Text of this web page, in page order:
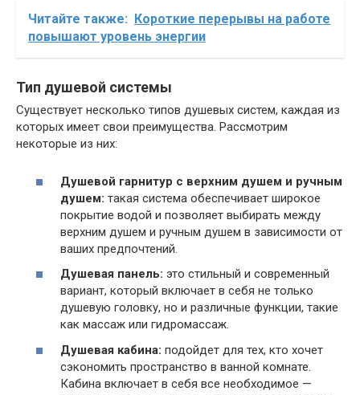
Читайте также:
Короткие перерывы на работе
повышают уровень энергии
Тип душевой системы
Существует несколько типов душевых систем, каждая из
которых имеет свои преимущества. Рассмотрим
некоторые из них:
Душевой гарнитур с верхним душем и ручным
душем: такая система обеспечивает широкое
покрытие водой и позволяет выбирать между
верхним душем и ручным душем в зависимости от
ваших предпочтений.
Душевая панель: это стильный и современный
вариант, который включает в себя не только
душевую головку, но и различные функции, такие
как массаж или гидромассаж.
Душевая кабина: подойдет для тех, кто хочет
сэкономить пространство в ванной комнате.
Кабина включает в себя все необходимое —